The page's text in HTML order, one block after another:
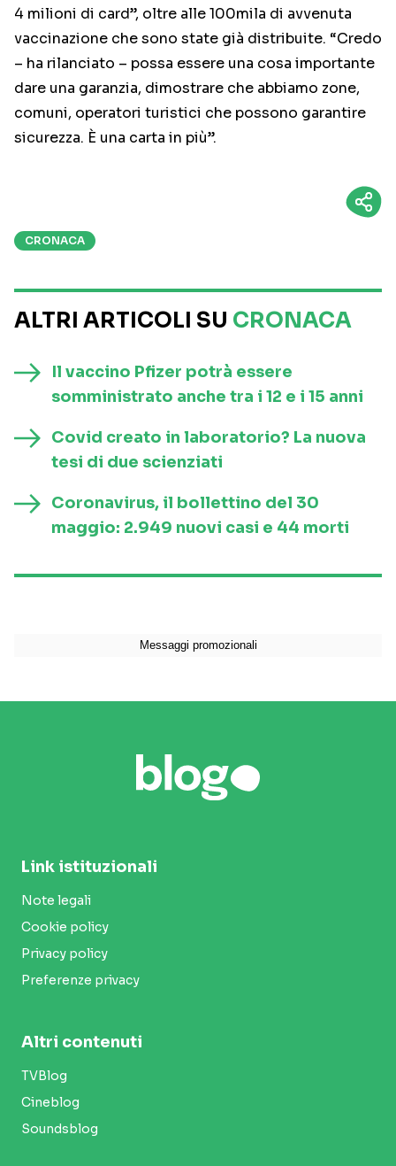
4 milioni di card”, oltre alle 100mila di avvenuta
vaccinazione che sono state già distribuite. “Credo
– ha rilanciato – possa essere una cosa importante
dare una garanzia, dimostrare che abbiamo zone,
comuni, operatori turistici che possono garantire
sicurezza. È una carta in più”.
CRONACA
ALTRI ARTICOLI SU CRONACA
Il vaccino Pfizer potrà essere
somministrato anche tra i 12 e i 15 anni
Covid creato in laboratorio? La nuova
tesi di due scienziati
Coronavirus, il bollettino del 30
maggio: 2.949 nuovi casi e 44 morti
Link istituzionali
Note legali
Cookie policy
Privacy policy
Preferenze privacy
Altri contenuti
TVBlog
Cineblog
Soundsblog